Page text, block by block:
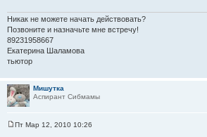
Никак не можете начать действовать?
Позвоните и назначьте мне встречу!
89231958667
Екатерина Шаламова
тьютор
Мишутка
Аспирант Сибмамы
Пт Мар 12, 2010 10:26